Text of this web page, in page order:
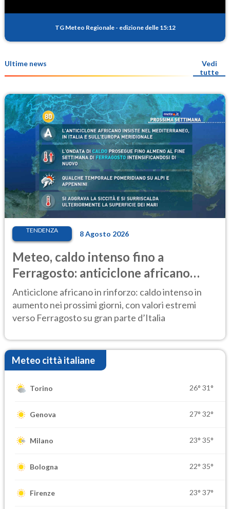
TG Meteo Regionale - edizione delle 15:12
Ultime news
Vedi
tutte
TENDENZA 8 Agosto 2026
Meteo, caldo intenso fino a
Ferragosto: anticiclone africano
ancora protagonista
Anticiclone africano in rinforzo: caldo intenso in
aumento nei prossimi giorni, con valori estremi
verso Ferragosto su gran parte d’Italia
Meteo città italiane
Torino 26° 31°
Genova 27° 32°
Milano 23° 35°
Bologna 22° 35°
Firenze 23° 37°